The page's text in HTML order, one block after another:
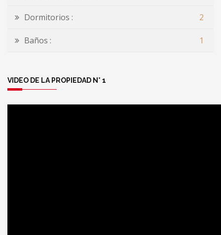
Dormitorios : 2
Baños : 1
VIDEO DE LA PROPIEDAD N° 1